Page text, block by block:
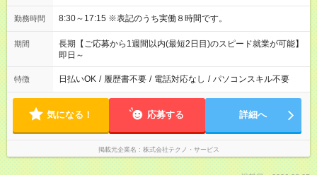
勤務時間 8:30～17:15 ※表記のうち実働８時間です。
期間
長期【ご応募から1週間以内(最短2日目)のスピード就業が可能】
即日～
特徴 日払いOK / 履歴書不要 / 電話対応なし / パソコンスキル不要
気になる！ 応募する 詳細へ
掲載元企業名 株式会社テクノ・サービス